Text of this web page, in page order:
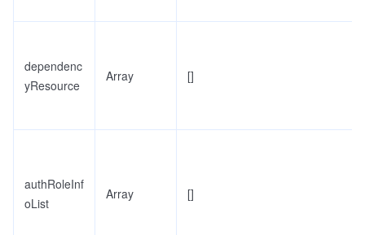
dependenc
yResource
Array []
authRoleInf
oList
Array []